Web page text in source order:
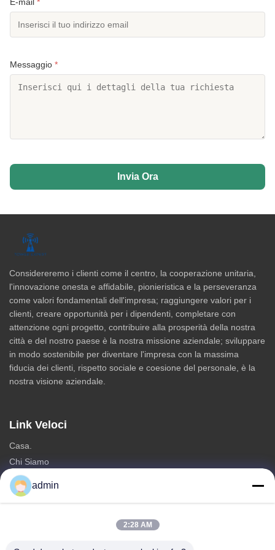
Messaggio *
Invia Ora
Considereremo i clienti come il centro, la cooperazione unitaria,
l'innovazione onesta e affidabile, pionieristica e la perseveranza
come valori fondamentali dell'impresa; raggiungere valori per i
clienti, creare opportunità per i dipendenti, completare con
attenzione ogni progetto, contribuire alla prosperità della nostra
città e del nostro paese è la nostra missione aziendale; sviluppare
in modo sostenibile per diventare l'impresa con la massima
fiducia dei clienti, rispetto sociale e coesione del personale, è la
nostra visione aziendale.
Link Veloci
Casa.
Chi Siamo
prodotti
Contattaci
admin
2:28 AM